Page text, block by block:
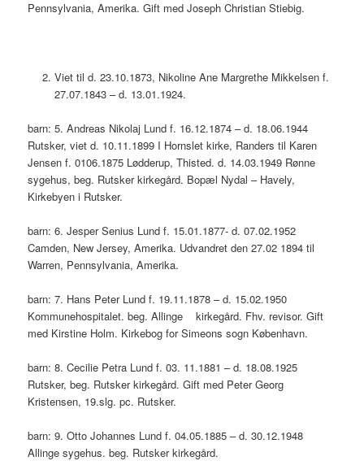
Pennsylvania, Amerika. Gift med Joseph Christian Stiebig.
Viet til d. 23.10.1873, Nikoline Ane Margrethe Mikkelsen f.
27.07.1843 – d. 13.01.1924.
barn: 5. Andreas Nikolaj Lund f. 16.12.1874 – d. 18.06.1944
Rutsker, viet d. 10.11.1899 I Hornslet kirke, Randers til Karen
Jensen f. 0106.1875 Lødderup, Thisted. d. 14.03.1949 Rønne
sygehus, beg. Rutsker kirkegård. Bopæl Nydal – Havely,
Kirkebyen i Rutsker.
barn: 6. Jesper Senius Lund f. 15.01.1877- d. 07.02.1952
Camden, New Jersey, Amerika. Udvandret den 27.02 1894 til
Warren, Pennsylvania, Amerika.
barn: 7. Hans Peter Lund f. 19.11.1878 – d. 15.02.1950
Kommunehospitalet. beg. Allinge kirkegård. Fhv. revisor. Gift
med Kirstine Holm. Kirkebog for Simeons sogn København.
barn: 8. Cecilie Petra Lund f. 03. 11.1881 – d. 18.08.1925
Rutsker, beg. Rutsker kirkegård. Gift med Peter Georg
Kristensen, 19.slg. pc. Rutsker.
barn: 9. Otto Johannes Lund f. 04.05.1885 – d. 30.12.1948
Allinge sygehus. beg. Rutsker kirkegård.